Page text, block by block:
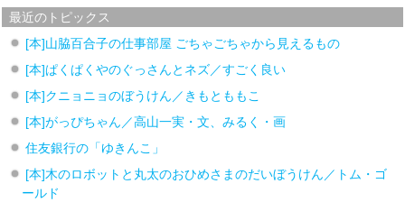
最近のトピックス
[本]山脇百合子の仕事部屋 ごちゃごちゃから見えるもの
[本]ぱくぱくやのぐっさんとネズ／すごく良い
[本]クニョニョのぼうけん／きもとももこ
[本]がっぴちゃん／高山一実・文、みるく・画
住友銀行の「ゆきんこ」
[本]木のロボットと丸太のおひめさまのだいぼうけん／トム・ゴ
ールド